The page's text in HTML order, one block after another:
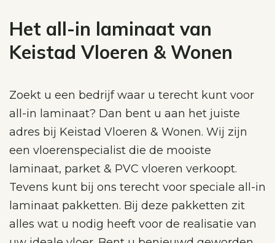
Het all-in laminaat van
Keistad Vloeren & Wonen
Zoekt u een bedrijf waar u terecht kunt voor
all-in laminaat? Dan bent u aan het juiste
adres bij Keistad Vloeren & Wonen. Wij zijn
een vloerenspecialist die de mooiste
laminaat, parket & PVC vloeren verkoopt.
Tevens kunt bij ons terecht voor speciale all-in
laminaat pakketten. Bij deze pakketten zit
alles wat u nodig heeft voor de realisatie van